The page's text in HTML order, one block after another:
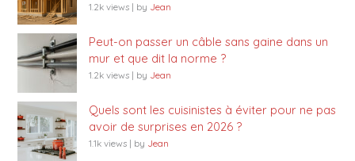
1.2k views | by Jean
Peut-on passer un câble sans gaine dans un
mur et que dit la norme ?
1.2k views | by Jean
Quels sont les cuisinistes à éviter pour ne pas
avoir de surprises en 2026 ?
1.1k views | by Jean